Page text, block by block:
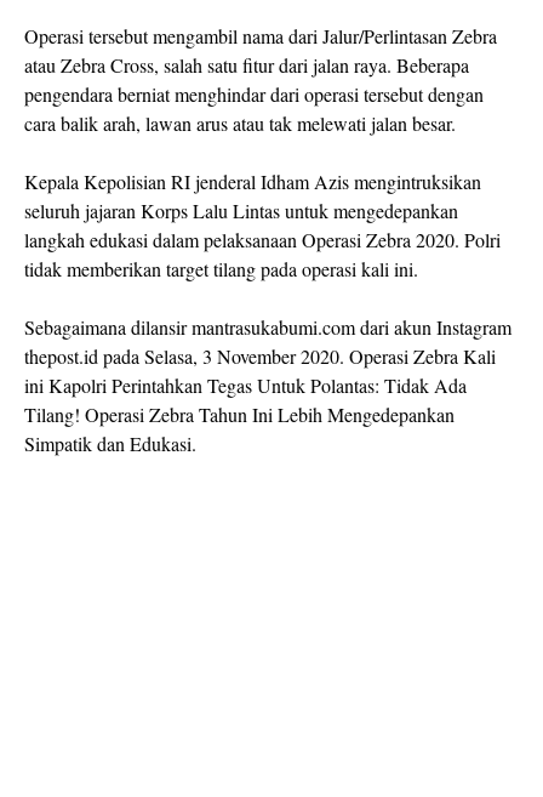
Operasi tersebut mengambil nama dari Jalur/Perlintasan Zebra
atau Zebra Cross, salah satu fitur dari jalan raya. Beberapa
pengendara berniat menghindar dari operasi tersebut dengan
cara balik arah, lawan arus atau tak melewati jalan besar.
Kepala Kepolisian RI jenderal Idham Azis mengintruksikan
seluruh jajaran Korps Lalu Lintas untuk mengedepankan
langkah edukasi dalam pelaksanaan Operasi Zebra 2020. Polri
tidak memberikan target tilang pada operasi kali ini.
Sebagaimana dilansir mantrasukabumi.com dari akun Instagram
thepost.id pada Selasa, 3 November 2020. Operasi Zebra Kali
ini Kapolri Perintahkan Tegas Untuk Polantas: Tidak Ada
Tilang! Operasi Zebra Tahun Ini Lebih Mengedepankan
Simpatik dan Edukasi.